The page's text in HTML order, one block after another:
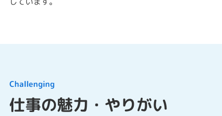
Challenging
仕事の魅力・やりがい